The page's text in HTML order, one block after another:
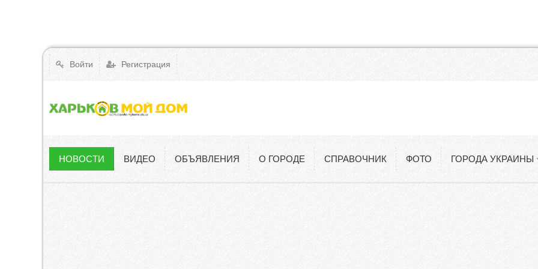
Войти Регистрация
Новости
НОВОСТИ ВИДЕО ОБЪЯВЛЕНИЯ О ГОРОДЕ СПРАВОЧНИК ФОТО ГОРОДА УКРАИНЫ
Киев